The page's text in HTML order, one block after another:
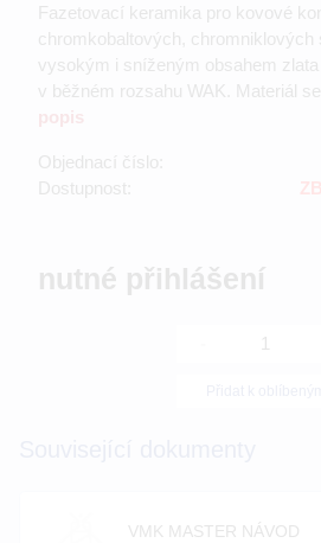
Fazetovací keramika pro kovové
chromkobaltových, chromniklových
vysokým i sníženým obsahem zlata
v běžném rozsahu WAK. Materiál
Objednací číslo:
Dostupnost:
nutné přihlášení
VMK MASTER NÁVOD